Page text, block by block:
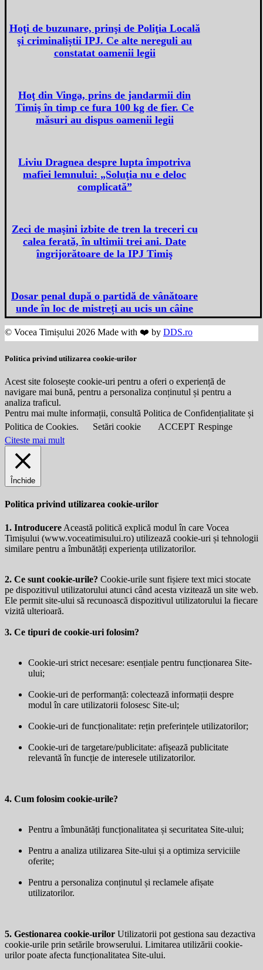
Hoţi de buzunare, prinşi de Poliţia Locală
şi criminaliştii IPJ. Ce alte nereguli au
constatat oamenii legii
Hoţ din Vinga, prins de jandarmii din
Timiş în timp ce fura 100 kg de fier. Ce
măsuri au dispus oamenii legii
Liviu Dragnea despre lupta împotriva
mafiei lemnului: „Soluţia nu e deloc
complicată”
Zeci de maşini izbite de tren la treceri cu
calea ferată, în ultimii trei ani. Date
îngrijorătoare de la IPJ Timiş
Dosar penal după o partidă de vânătoare
unde în loc de mistreți au ucis un câine
© Vocea Timișului 2026 Made with ❤️ by DDS.ro
Politica privind utilizarea cookie-urilor
Acest site folosește cookie-uri pentru a oferi o experiență de
navigare mai bună, pentru a personaliza conținutul și pentru a
analiza traficul.
Pentru mai multe informații, consultă Politica de Confidențialitate și
Politica de Cookies.
Setări cookie ACCEPT Respinge
Citeste mai mult
Închide
Politica privind utilizarea cookie-urilor
1. Introducere Această politică explică modul în care Vocea
Timișului (www.voceatimisului.ro) utilizează cookie-uri și tehnologii
similare pentru a îmbunătăți experiența utilizatorilor.
2. Ce sunt cookie-urile? Cookie-urile sunt fișiere text mici stocate
pe dispozitivul utilizatorului atunci când acesta vizitează un site web.
Ele permit site-ului să recunoască dispozitivul utilizatorului la fiecare
vizită ulterioară.
3. Ce tipuri de cookie-uri folosim?
Cookie-uri strict necesare: esențiale pentru funcționarea Site-
ului;
Cookie-uri de performanță: colectează informații despre
modul în care utilizatorii folosesc Site-ul;
Cookie-uri de funcționalitate: rețin preferințele utilizatorilor;
Cookie-uri de targetare/publicitate: afișează publicitate
relevantă în funcție de interesele utilizatorilor.
4. Cum folosim cookie-urile?
Pentru a îmbunătăți funcționalitatea și securitatea Site-ului;
Pentru a analiza utilizarea Site-ului și a optimiza serviciile
oferite;
Pentru a personaliza conținutul și reclamele afișate
utilizatorilor.
5. Gestionarea cookie-urilor Utilizatorii pot gestiona sau dezactiva
cookie-urile prin setările browserului. Limitarea utilizării cookie-
urilor poate afecta funcționalitatea Site-ului.